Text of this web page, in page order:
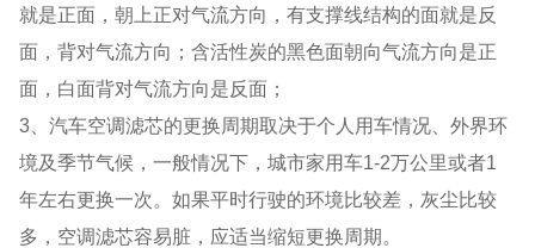
就是正面，朝上正对气流方向，有支撑线结构的面就是反
面，背对气流方向；含活性炭的黑色面朝向气流方向是正
面，白面背对气流方向是反面；
3、汽车空调滤芯的更换周期取决于个人用车情况、外界环
境及季节气候，一般情况下，城市家用车1-2万公里或者1
年左右更换一次。如果平时行驶的环境比较差，灰尘比较
多，空调滤芯容易脏，应适当缩短更换周期。